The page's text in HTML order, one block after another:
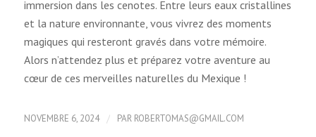
immersion dans les cenotes. Entre leurs eaux cristallines
et la nature environnante, vous vivrez des moments
magiques qui resteront gravés dans votre mémoire.
Alors n’attendez plus et préparez votre aventure au
cœur de ces merveilles naturelles du Mexique !
NOVEMBRE 6, 2024 / PAR ROBERTOMAS@GMAIL.COM